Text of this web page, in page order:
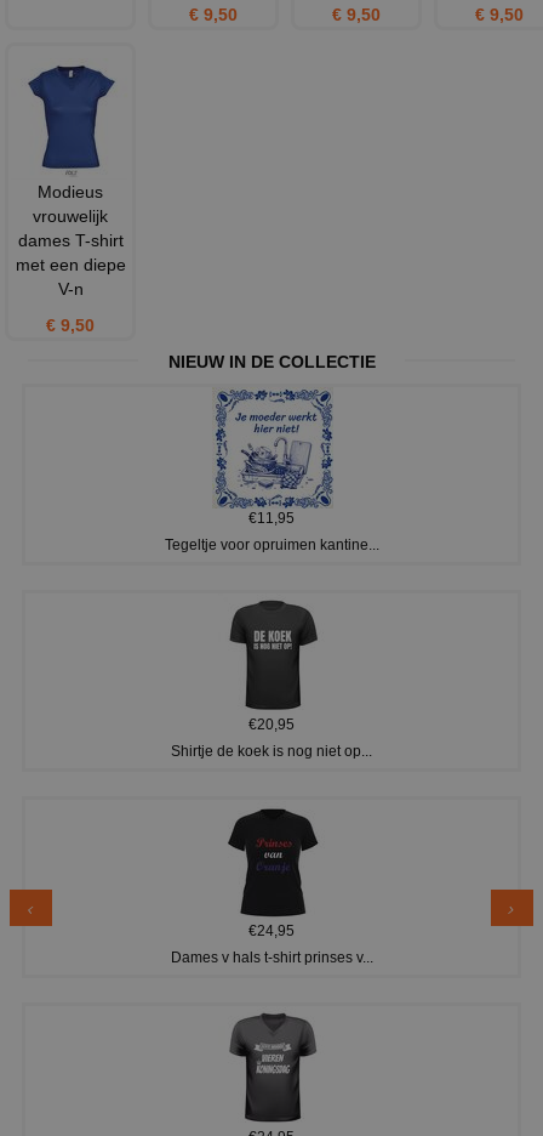
€ 9,50
€ 9,50
€ 9,50
Modieus
vrouwelijk
dames T-shirt
met een diepe
V-n
€ 9,50
NIEUW IN DE COLLECTIE
€11,95
Tegeltje voor opruimen kantine...
€20,95
Shirtje de koek is nog niet op...
€24,95
Dames v hals t-shirt prinses v...